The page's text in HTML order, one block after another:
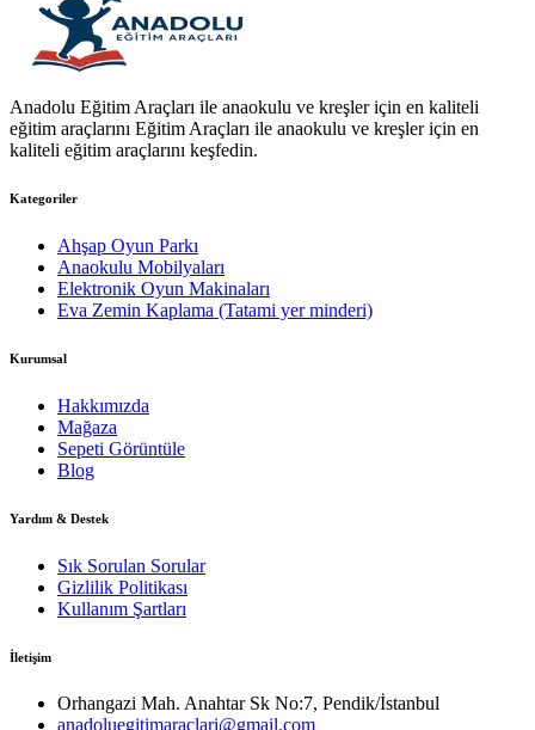
Anadolu Eğitim Araçları ile anaokulu ve kreşler için en kaliteli
eğitim araçlarını Eğitim Araçları ile anaokulu ve kreşler için en
kaliteli eğitim araçlarını keşfedin.
Kategoriler
Ahşap Oyun Parkı
Anaokulu Mobilyaları
Elektronik Oyun Makinaları
Eva Zemin Kaplama (Tatami yer minderi)
Kurumsal
Hakkımızda
Mağaza
Sepeti Görüntüle
Blog
Yardım & Destek
Sık Sorulan Sorular
Gizlilik Politikası
Kullanım Şartları
İletişim
Orhangazi Mah. Anahtar Sk No:7, Pendik/İstanbul
anadoluegitimaraclari@gmail.com